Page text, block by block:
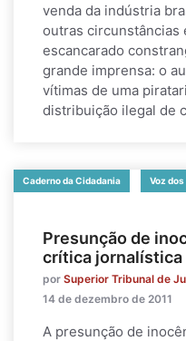
venda da indústria
outras circunstâncias
escancarado
grande imprensa: o
vítimas de uma
distribuição ilegal de
Caderno da Cidadania Voz
Presunção de
crítica jornalística
por Superior Tribunal de
14 de dezembro de 2011
A presunção de